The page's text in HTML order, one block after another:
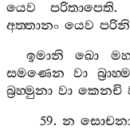
යෙව
පරිතාපෙති.
අත‍්තානං යෙව
ඉමානි
ඛො
සමණෙන
වා
බ්‍රහ‍්මුනා වා කෙනචි
59.න